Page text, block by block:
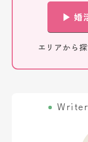
▶ 婚
エリアから探